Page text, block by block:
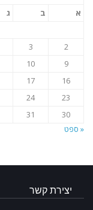
א
ב ג
2
3
9
10
16
17
23
24
30
31
« ספט
יצירת קשר